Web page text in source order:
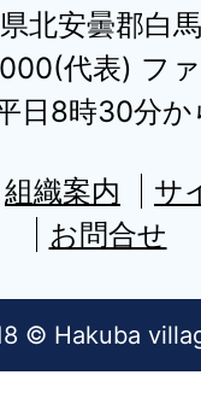
北安曇郡白
代表) フ
日8時30分か
組織案内
サ
お問合せ
© Hakuba